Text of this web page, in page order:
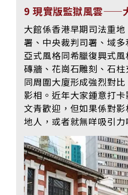
9 現實版監獄風雲——
大館係香港早期司法重
署、中央裁判司署、域
亞式風格同希臘復興式
磚牆、花崗石雕刻、石柱
同周圍大廈形成強烈對
影相。近年大家鍾意打
文青歡迎，但如果係對
地人，或者就無咩吸引力